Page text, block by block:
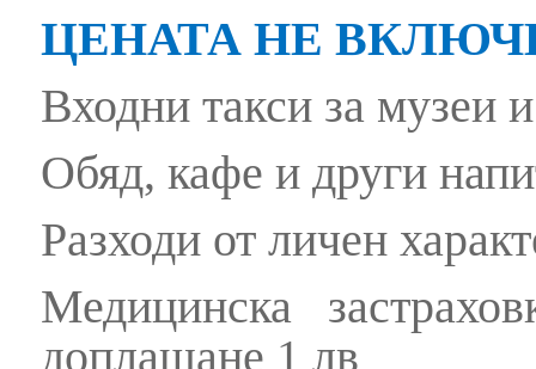
ЦЕНАТА НЕ
Входни такси за музеи
Обяд, кафе и други
Разходи от личен
Медицинска
доплащане 1 лв